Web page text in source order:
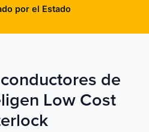
por el Estado
de
Low Cost